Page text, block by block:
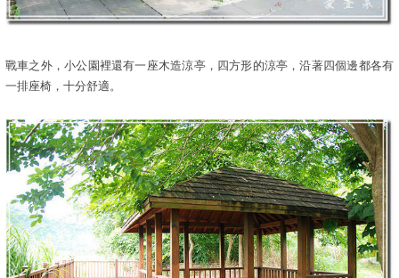
戰車之外，小公園裡還有一座木造涼亭，四方形的涼亭，沿著四個邊都各有
一排座椅，十分舒適。